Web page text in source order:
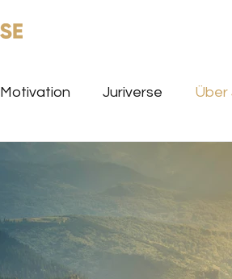
Motivation Juriverse Über